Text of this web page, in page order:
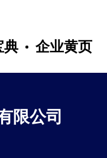
典 企业黄页
限公司